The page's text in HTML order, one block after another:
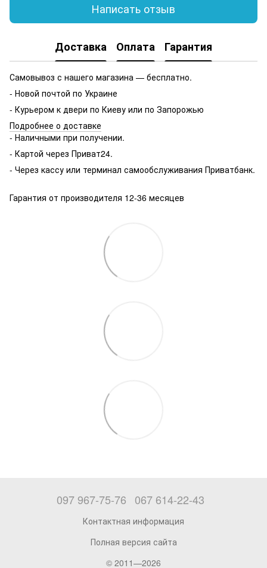
Написать отзыв
Доставка Оплата Гарантия
Самовывоз с нашего магазина — бесплатно.
- Новой почтой по Украине
- Курьером к двери по Киеву или по Запорожью
Подробнее о доставке
- Наличными при получении.
- Картой через Приват24.
- Через кассу или терминал самообслуживания Приватбанк.
Гарантия от производителя 12-36 месяцев
097 967-75-76 067 614-22-43
Контактная информация
Полная версия сайта
© 2011—2026